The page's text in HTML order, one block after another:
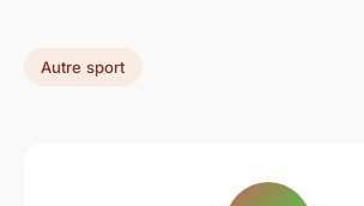
Autre sport